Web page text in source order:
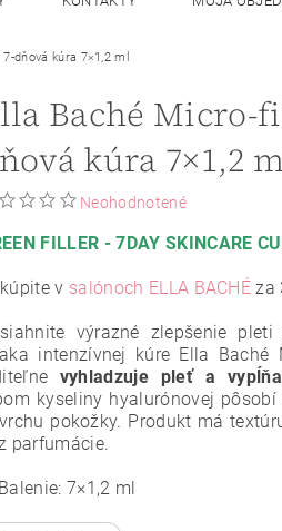
dňová kúra 7×1,2 ml
Baché Micro-
kúra 7×1,2
Neohodnotené
FILLER - 7DAY SKINCARE
v salónoch ELLA BACHÉ za
výrazné zlepšenie
intenzívnej kúre Ella Baché
vyhladzuje pleť a
kyseliny hyalurónovej
pokožky. Produkt má
parfumácie.
Balenie: 7×1,2 ml